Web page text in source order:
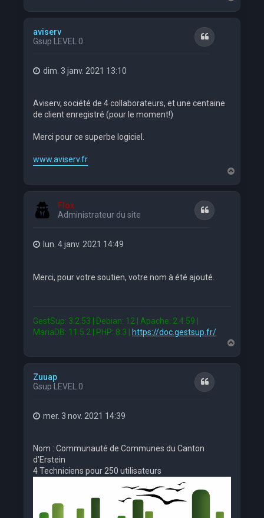
a
aviserv
Gsup LEVEL 0
Citation
dim. 3 janv. 2021 13:10
Aviserv, société de 4 collaborateurs, et une centaine
de client enregistré (pour le moment!)
Merci pour ce superbe logiciel.
www.aviserv.fr
a
Flox
Administrateur du site
Citation
lun. 4 janv. 2021 14:49
Merci, pour votre soutien, votre nom à été ajouté.
GestSup: 3.2.53 | Debian: 12 | Apache: 2.4.59 |
MariaDB: 11.5.2 | PHP: 8.3 | https://doc.gestsup.fr/
a
Zuuap
Gsup LEVEL 0
Citation
mer. 3 nov. 2021 14:39
Nom : Communauté de Communes du Canton
d'Erstein
4 Techniciens pour 250 utilisateurs